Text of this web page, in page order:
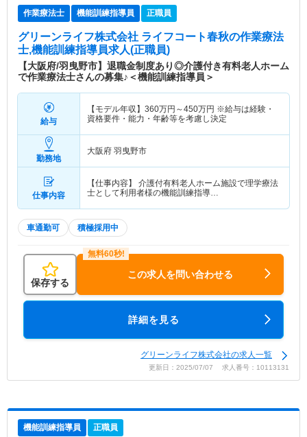
作業療法士 機能訓練指導員 正職員
グリーンライフ株式会社 ライフコート春秋の作業療法
士,機能訓練指導員求人(正職員)
【大阪府/羽曳野市】退職金制度あり◎介護付き有料老人ホーム
で作業療法士さんの募集♪＜機能訓練指導員＞
給与
【モデル年収】 360万円～450万円 ※給与は経験・
資格要件・能力・年齢等を考慮し決定
勤務地
大阪府 羽曳野市
仕事内容
【仕事内容】 介護付有料老人ホーム施設で理学療法
士として利用者様の機能訓練指導…
車通勤可 積極採用中
保存する
この求人を問い合わせる
詳細を見る
グリーンライフ株式会社の求人一覧
更新日：2025/07/07 求人番号：10113131
機能訓練指導員 正職員